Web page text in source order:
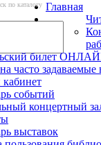
по каталогу Главная
билет
часто задаваемые
событий
концертный
выставок